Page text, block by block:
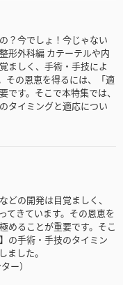
？今でしょ！今じゃない
形外科編 カテーテルや内
ましく、手術・手技によ
その恩恵を得るには、「適
す。そこで本特集では、
タイミングと適応につい
どの開発は目覚ましく、
てきています。その恩恵を
めることが重要です。そこ
の手術・手技のタイミン
ました。
ー）